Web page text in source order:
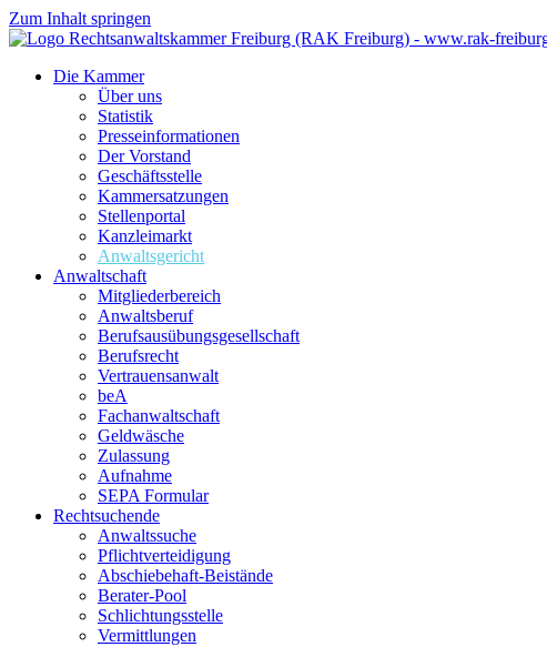
Zum Inhalt springen
Die Kammer
Über uns
Statistik
Presseinformationen
Der Vorstand
Geschäftsstelle
Kammersatzungen
Stellenportal
Kanzleimarkt
Anwaltsgericht
Anwaltschaft
Mitgliederbereich
Anwaltsberuf
Berufsausübungs­gesellschaft
Berufsrecht
Vertrauensanwalt
beA
Fachanwaltschaft
Geldwäsche
Zulassung
Aufnahme
SEPA Formular
Rechtsuchende
Anwaltssuche
Pflichtverteidigung
Abschiebehaft-Beistände
Berater-Pool
Schlichtungsstelle
Vermittlungen